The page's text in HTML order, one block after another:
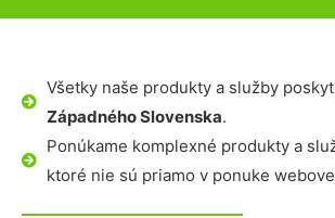
Všetky naše produkty a služby
Západného Slovenska.
Ponúkame komplexné produkty a
ktoré nie sú priamo v ponuke